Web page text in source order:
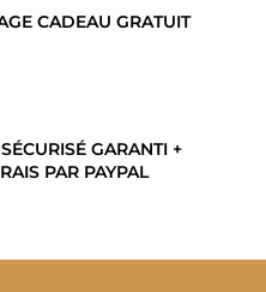
CADEAU GRATUIT
GARANTI +
PAR PAYPAL